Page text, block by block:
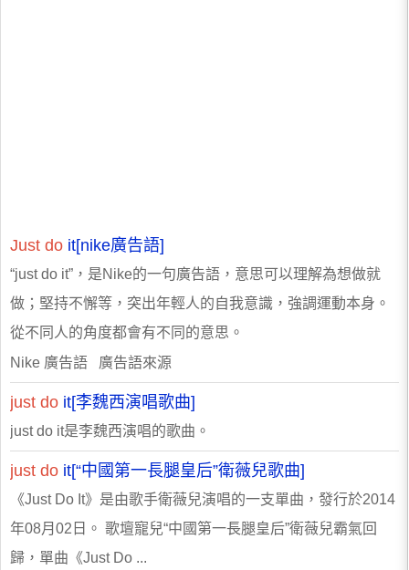
Just do it[nike廣告語]
“just do it”，是Nike的一句廣告語，意思可以理解為想做就
做；堅持不懈等，突出年輕人的自我意識，強調運動本身。
從不同人的角度都會有不同的意思。
Nike 廣告語 廣告語來源
just do it[李魏西演唱歌曲]
just do it是李魏西演唱的歌曲。
just do it[“中國第一長腿皇后”衛薇兒歌曲]
《Just Do It》是由歌手衛薇兒演唱的一支單曲，發行於2014
年08月02日。 歌壇寵兒“中國第一長腿皇后”衛薇兒霸氣回
歸，單曲《Just Do ...